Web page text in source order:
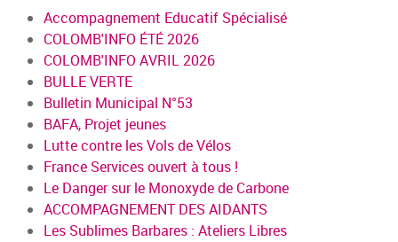
Accompagnement Educatif Spécialisé
COLOMB'INFO ÉTÉ 2026
COLOMB'INFO AVRIL 2026
BULLE VERTE
Bulletin Municipal N°53
BAFA, Projet jeunes
Lutte contre les Vols de Vélos
France Services ouvert à tous !
Le Danger sur le Monoxyde de Carbone
ACCOMPAGNEMENT DES AIDANTS
Les Sublimes Barbares : Ateliers Libres